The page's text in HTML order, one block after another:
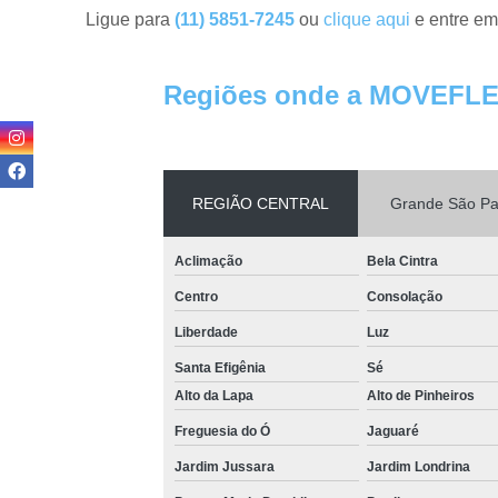
Ligue para(11) 5851-7245ouclique aqui e entre
Regiões onde a
REGIÃO CENTRAL Grande São
Aclimação Bela Cintra
Centro Consolação
Liberdade Luz
Santa Efigênia Sé
Alto da Lapa
Alto de Pinheiros
Freguesia do Ó Jaguaré
Jardim Jussara Jardim Londrina